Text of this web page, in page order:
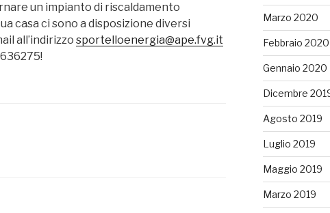
un impianto di riscaldamento
casa ci sono a disposizione diversi
all’indirizzo sportelloenergia@ape.fvg.it
Marzo 2020
Febbraio 2020
Gennaio 2020
Dicembre
Agosto 2019
Luglio 2019
Maggio 2019
Marzo 2019